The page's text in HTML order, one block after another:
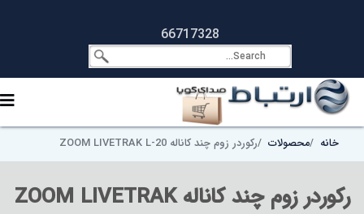
66717328
خانه محصولات رکوردر زوم چند کاناله ZOOM LIVETRAK L-20
رکوردر زوم چند کاناله ZOOM LIVETRAK